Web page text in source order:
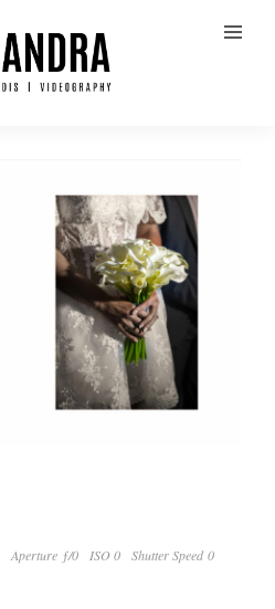
Aperture ƒ/0 ISO 0 Shutter Speed 0